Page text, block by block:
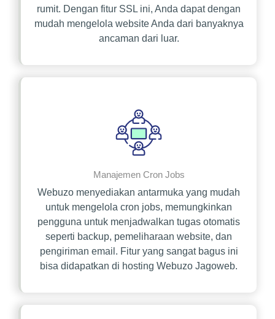
rumit. Dengan fitur SSL ini, Anda dapat dengan
mudah mengelola website Anda dari banyaknya
ancaman dari luar.
Manajemen Cron Jobs
Webuzo menyediakan antarmuka yang mudah
untuk mengelola cron jobs, memungkinkan
pengguna untuk menjadwalkan tugas otomatis
seperti backup, pemeliharaan website, dan
pengiriman email. Fitur yang sangat bagus ini
bisa didapatkan di hosting Webuzo Jagoweb.